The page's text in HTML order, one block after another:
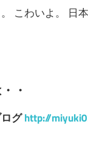
こわいよ。 日
・
グhttp://